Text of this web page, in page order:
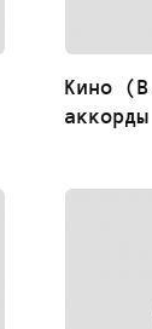
Кино